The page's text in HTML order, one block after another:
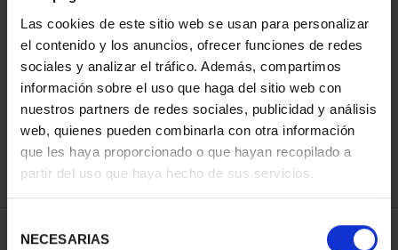
Las cookies de este sitio web se usan para personalizar
el contenido y los anuncios, ofrecer funciones de redes
sociales y analizar el tráfico. Además, compartimos
información sobre el uso que haga del sitio web con
nuestros partners de redes sociales, publicidad y análisis
web, quienes pueden combinarla con otra información
que les haya proporcionado o que hayan recopilado a
partir del uso que haya hecho de sus servicios.
NECESARIAS
ORDENAR POR:
REFINAR
1 Productos encontrados